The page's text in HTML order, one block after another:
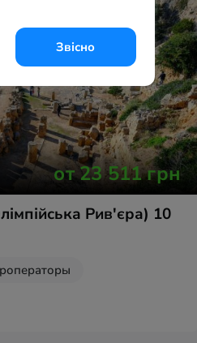
от23 511грн
Рив'єра) 10
Звісно